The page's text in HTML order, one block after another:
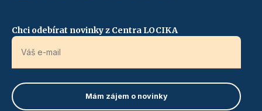
Chci odebírat novinky z Centra LOCIKA